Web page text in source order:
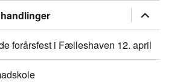
udvid
forårsfest i Fælleshaven 12. april